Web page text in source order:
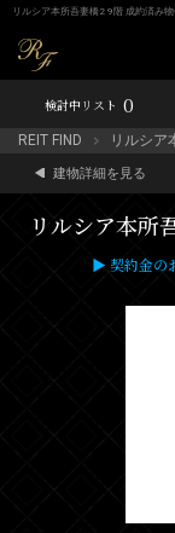
リルシア本所吾妻橋2 9階 成約済み
検討中リスト 0
REIT FIND リルシア
建物詳細を見る
リルシア本所
▶ 契約金の